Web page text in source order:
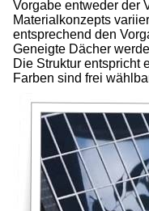
Vorgabe entweder der
Materialkonzepts
entsprechend den
Geneigte Dächer
Die Struktur entspricht
Farben sind frei